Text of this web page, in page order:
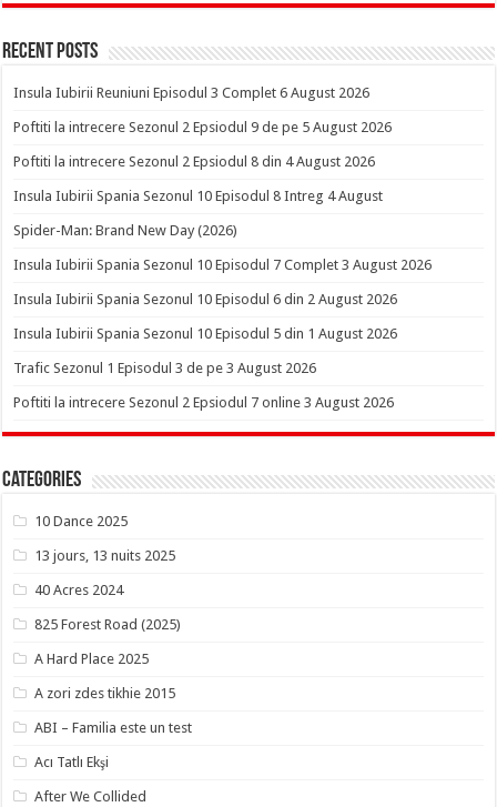
Recent Posts
Insula Iubirii Reuniuni Episodul 3 Complet 6 August 2026
Poftiti la intrecere Sezonul 2 Epsiodul 9 de pe 5 August 2026
Poftiti la intrecere Sezonul 2 Epsiodul 8 din 4 August 2026
Insula Iubirii Spania Sezonul 10 Episodul 8 Intreg 4 August
Spider-Man: Brand New Day (2026)
Insula Iubirii Spania Sezonul 10 Episodul 7 Complet 3 August 2026
Insula Iubirii Spania Sezonul 10 Episodul 6 din 2 August 2026
Insula Iubirii Spania Sezonul 10 Episodul 5 din 1 August 2026
Trafic Sezonul 1 Episodul 3 de pe 3 August 2026
Poftiti la intrecere Sezonul 2 Epsiodul 7 online 3 August 2026
Categories
10 Dance 2025
13 jours, 13 nuits 2025
40 Acres 2024
825 Forest Road (2025)
A Hard Place 2025
A zori zdes tikhie 2015
ABI – Familia este un test
Acı Tatlı Ekşi
After We Collided